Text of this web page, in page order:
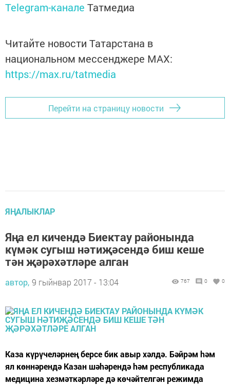
Telegram-канале Татмедиа
Читайте новости Татарстана в
национальном мессенджере MАХ:
https://max.ru/tatmedia
Перейти на страницу новости
ЯҢАЛЫКЛАР
Яңа ел кичендә Биектау районында
күмәк сугыш нәтиҗәсендә биш кеше
тән җәрәхәтләре алган
автор, 9 гыйнвар 2017 - 13:04 767 0 0
Каза күрүчеләрнең берсе бик авыр хәлдә. Бәйрәм hәм
ял көннәрендә Казан шәhәрендә hәм республикада
медицина хезмәткәрләре дә көчәйтелгән режимда